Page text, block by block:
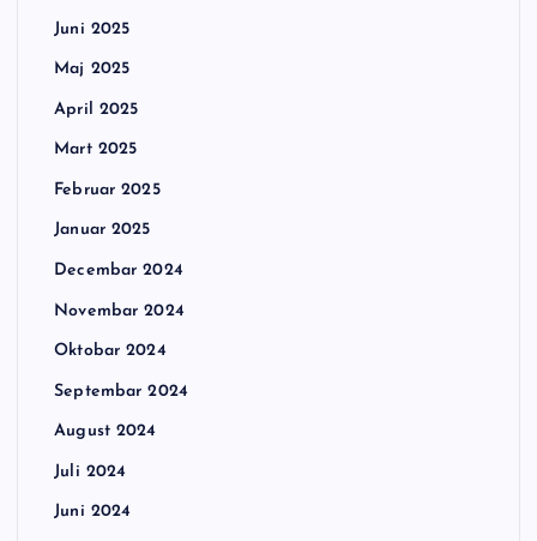
Juni 2025
Maj 2025
April 2025
Mart 2025
Februar 2025
Januar 2025
Decembar 2024
Novembar 2024
Oktobar 2024
Septembar 2024
August 2024
Juli 2024
Juni 2024